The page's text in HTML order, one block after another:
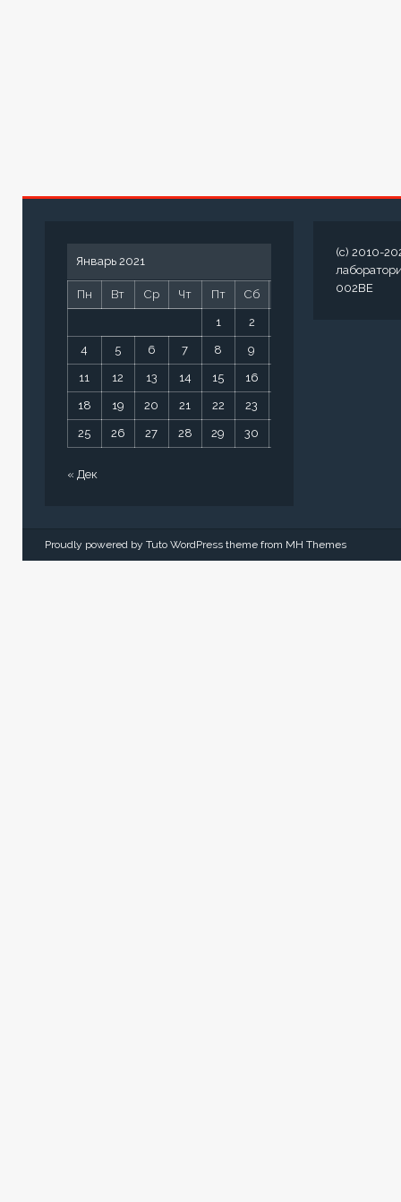
Январь 2021
Пн Вт Ср Чт Пт Сб
1 2
4 5 6 7 8 9
11 12 13 14 15 16
18 19 20 21 22 23
25 26 27 28 29 30
« Дек
(c) 2010-
002BE
Proudly powered by Tuto WordPress theme from MH Themes